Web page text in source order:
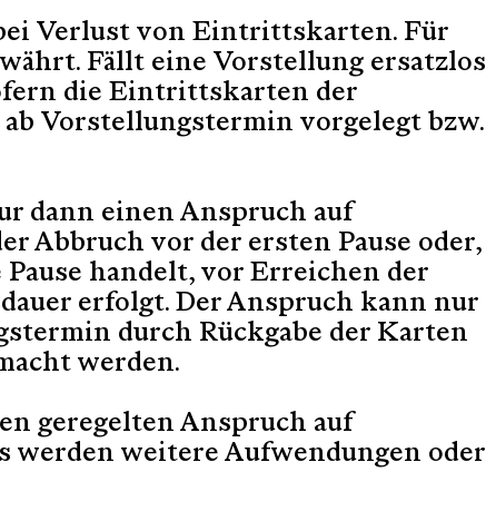
Verlust von Eintrittskarten. Für
Fällt eine Vorstellung ersatzlos
die Eintrittskarten der
Vorstellungstermin vorgelegt bzw.
dann einen Anspruch auf
Abbruch vor der ersten Pause oder,
handelt, vor Erreichen der
erfolgt. Der Anspruch kann nur
durch Rückgabe der Karten
werden.
geregelten Anspruch auf
weitere Aufwendungen oder